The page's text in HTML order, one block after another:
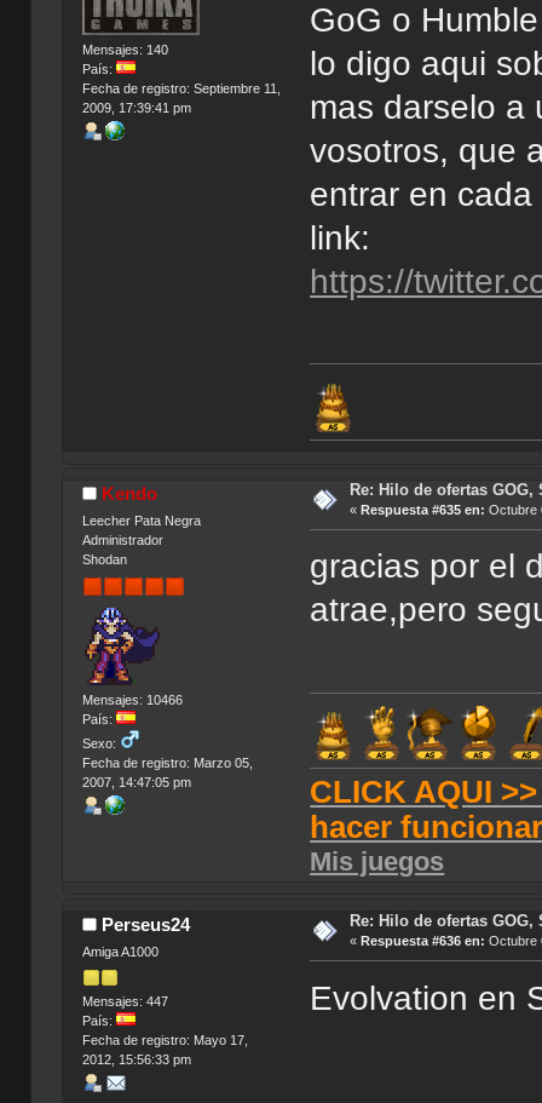
Mensajes: 140
País:
Fecha de registro: Septiembre 11,
2009, 17:39:41 pm
GoG o
lo digo aqui
mas darselo a
vosotros, que
entrar en
link:
https://
Kendo
Leecher Pata Negra
Administrador
Shodan
Mensajes: 10466
País:
Sexo:
Fecha de registro: Marzo 05,
2007, 14:47:05 pm
Re: Hilo de ofertas GOG,
« Respuesta #635 en: Octubre
gracias por el
atrae,pero
CLICK AQUI
hacer
Mis juegos
Perseus24
Amiga A1000
Mensajes: 447
País:
Fecha de registro: Mayo 17,
2012, 15:56:33 pm
Re: Hilo de ofertas GOG,
« Respuesta #636 en: Octubre
Evolvation en